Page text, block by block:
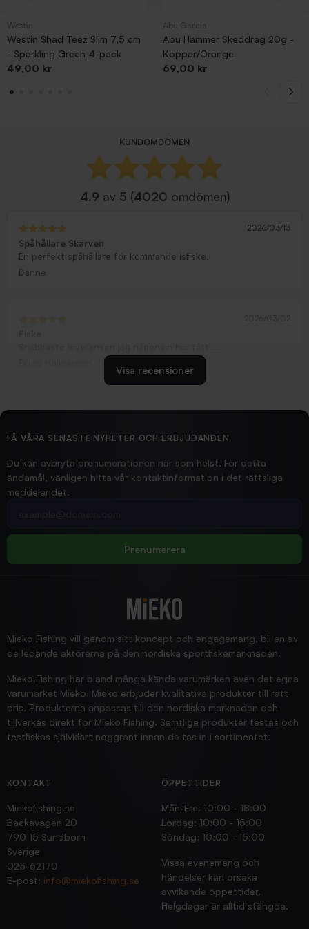
Westin Shad Teez Slim 7,5 cm
- Sparkling Green 4-pack
Pris
49,00 kr
Abu Hammer Skeddrag 20g -
Koppar/Orange
Pris
69,00 kr
KUNDOMDÖMEN
4.9 av 5 (4020 omdömen)
2026/03/13
Spåhållare Skarven
En perfekt spåhållare för kommande isfiske.
Danne
2026/02/19
Hittade exakt vad jag behövde. Snabb och bra...
Jensa
Visa recensioner
FÅ VÅRA SENASTE NYHETER OCH ERBJUDANDEN
Du kan avbryta prenumerationen när som helst. För detta
ändamål, vänligen hitta vår kontaktinformation i det rättsliga
meddelandet.
Prenumerera
Mieko Fishing vill genom sitt koncept och engagemang, bli en av
de ledande aktörerna på den nordiska sportfiskemarknaden.
Mieko Fishing har bland många kända varumärken även det egna
varumärket Mieko. Mieko erbjuder kvalitativa produkter till rätt
pris. Produkterna anpassas till den nordiska marknaden och
tillverkas direkt för Mieko Fishing. Samtliga produkter testas och
testfiskas självklart noggrant innan de tas in i sortimentet.
KONTAKT
Miekofishing.se
Backavägen 20
790 15 Sundborn
Sverige
023-62170
E-post: info@miekofishing.se
ÖPPETTIDER
Mån-Fre: 10:00 - 18:00
Lördag: 10:00 - 15:00
Söndag: 10:00 - 15:00
Vissa evenemang och
händelser kan orsaka
avvikande öppettider.
Helgdagar är alltid stängda.